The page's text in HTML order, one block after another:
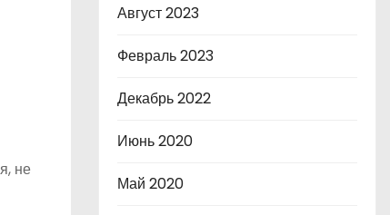
не
Август 2023
Февраль 2023
Декабрь 2022
Июнь 2020
Май 2020